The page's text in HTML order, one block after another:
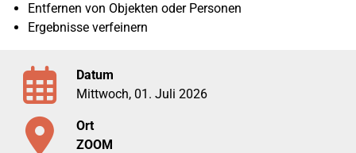
Entfernen von Objekten oder Personen
Ergebnisse verfeinern
Datum
Mittwoch, 01. Juli 2026
Ort
ZOOM